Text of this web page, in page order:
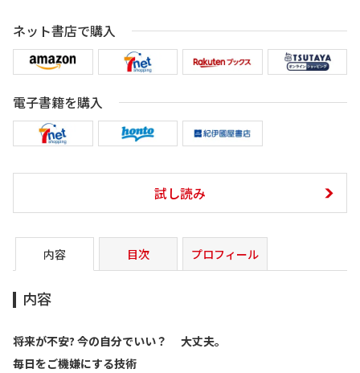
ネット書店で購入
電子書籍を購入
試し読み
内容 目次 プロフィール
内容
将来が不安? 今の自分でいい？ 大丈夫。
毎日をご機嫌にする技術